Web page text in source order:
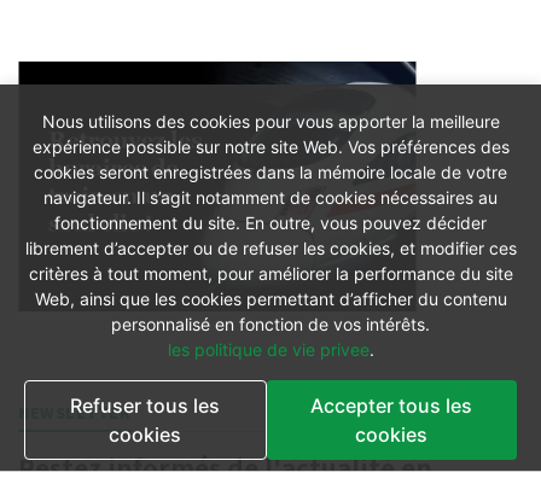
NEWSLETTER
Restez informés de l'actualité en
Nous utilisons des cookies pour vous apporter la meilleure
expérience possible sur notre site Web. Vos préférences des
cookies seront enregistrées dans la mémoire locale de votre
navigateur. Il s’agit notamment de cookies nécessaires au
fonctionnement du site. En outre, vous pouvez décider
librement d’accepter ou de refuser les cookies, et modifier ces
critères à tout moment, pour améliorer la performance du site
Web, ainsi que les cookies permettant d’afficher du contenu
personnalisé en fonction de vos intérêts.
les politique de vie privee.
Refuser tous les
cookies
Accepter tous les
cookies